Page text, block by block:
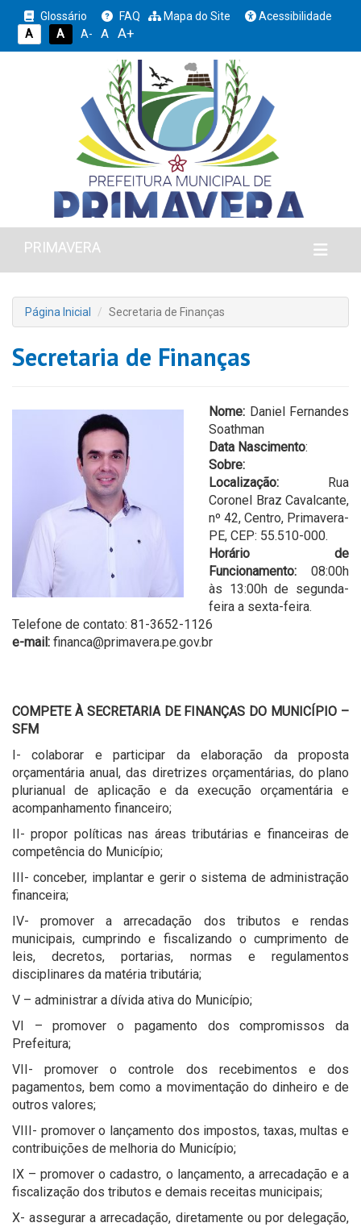
Glossário FAQ Mapa do Site
Acessibilidade
A
A A- A A+
PRIMAVERA
Página Inicial Secretaria de Finanças
Secretaria de Finanças
Nome: Daniel Fernandes
Soathman
Data Nascimento:
Sobre:
Localização: Rua
Coronel Braz Cavalcante,
nº 42, Centro, Primavera-
PE, CEP: 55.510-000.
Horário de
Funcionamento: 08:00h
às 13:00h de segunda-
feira a sexta-feira.
Telefone de contato: 81-3652-1126
e-mail: financa@primavera.pe.gov.br
COMPETE À SECRETARIA DE FINANÇAS DO MUNICÍPIO –
SFM
I- colaborar e participar da elaboração da proposta
orçamentária anual, das diretrizes orçamentárias, do plano
plurianual de aplicação e da execução orçamentária e
acompanhamento financeiro;
II- propor políticas nas áreas tributárias e financeiras de
competência do Município;
III- conceber, implantar e gerir o sistema de administração
financeira;
IV- promover a arrecadação dos tributos e rendas
municipais, cumprindo e fiscalizando o cumprimento de
leis, decretos, portarias, normas e regulamentos
disciplinares da matéria tributária;
V – administrar a dívida ativa do Município;
VI – promover o pagamento dos compromissos da
Prefeitura;
VII- promover o controle dos recebimentos e dos
pagamentos, bem como a movimentação do dinheiro e de
outros valores;
VIII- promover o lançamento dos impostos, taxas, multas e
contribuições de melhoria do Município;
IX – promover o cadastro, o lançamento, a arrecadação e a
fiscalização dos tributos e demais receitas municipais;
X- assegurar a arrecadação, diretamente ou por delegação,